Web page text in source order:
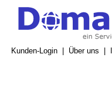
Kunden-Login Über uns